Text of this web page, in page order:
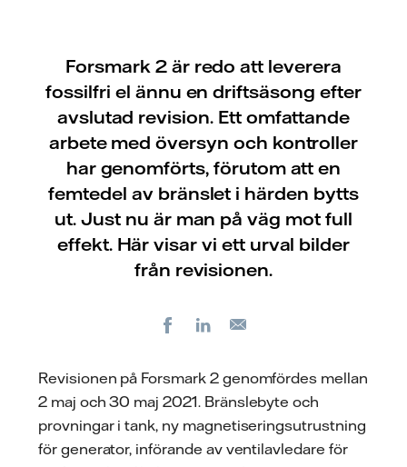
Forsmark 2 är redo att leverera
fossilfri el ännu en driftsäsong efter
avslutad revision. Ett omfattande
arbete med översyn och kontroller
har genomförts, förutom att en
femtedel av bränslet i härden bytts
ut. Just nu är man på väg mot full
effekt. Här visar vi ett urval bilder
från revisionen.
FacebookLinkedIn
Revisionen på Forsmark 2 genomfördes mellan
2 maj och 30 maj 2021. Bränslebyte och
provningar i tank, ny magnetiseringsutrustning
för generator, införande av ventilavledare för